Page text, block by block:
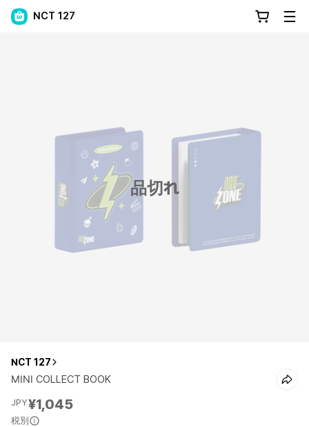
NCT 127
品切れ
NCT 127
MINI COLLECT BOOK
JPY¥1,045
税別